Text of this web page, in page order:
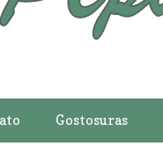
Gostosuras